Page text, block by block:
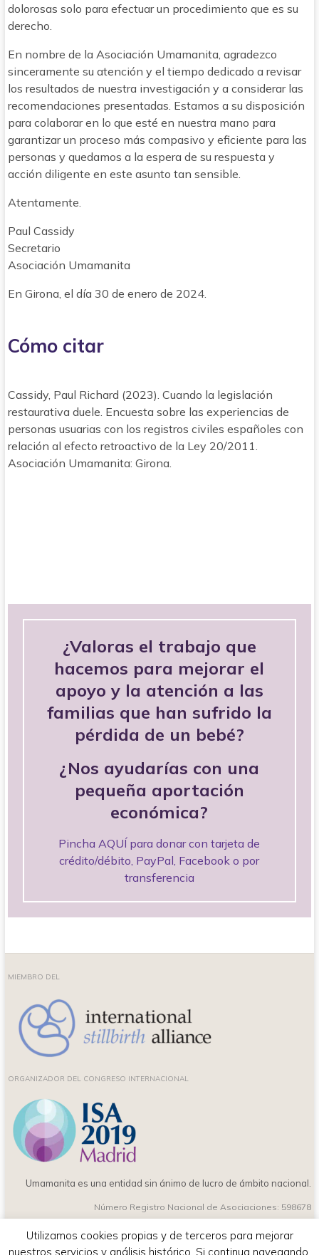
dolorosas solo para efectuar un procedimiento que es su
derecho.
En nombre de la Asociación Umamanita, agradezco
sinceramente su atención y el tiempo dedicado a revisar
los resultados de nuestra investigación y a considerar las
recomendaciones presentadas. Estamos a su disposición
para colaborar en lo que esté en nuestra mano para
garantizar un proceso más compasivo y eficiente para las
personas y quedamos a la espera de su respuesta y
acción diligente en este asunto tan sensible.
Atentamente.
Paul Cassidy
Secretario
Asociación Umamanita
En Girona, el día 30 de enero de 2024.
Cómo citar
Cassidy, Paul Richard (2023). Cuando la legislación
restaurativa duele. Encuesta sobre las experiencias de
personas usuarias con los registros civiles españoles con
relación al efecto retroactivo de la Ley 20/2011.
Asociación Umamanita: Girona.
¿Valoras el trabajo que
hacemos para mejorar el
apoyo y la atención a las
familias que han sufrido la
pérdida de un bebé?
¿Nos ayudarías con una
pequeña aportación
económica?
Pincha AQUÍ para donar con tarjeta de
crédito/débito, PayPal, Facebook o por
transferencia
MIEMBRO DEL
ORGANIZADOR DEL CONGRESO INTERNACIONAL
Umamanita es una entidad sin ánimo de lucro de ámbito nacional.
Número Registro Nacional de Asociaciones: 598678
Utilizamos cookies propias y de terceros para mejorar
nuestros servicios y análisis histórico. Si continua navegando,